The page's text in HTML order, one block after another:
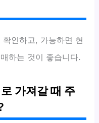
인하고, 가능하면 현
하는 것이 좋습니다.
가져갈 때 주